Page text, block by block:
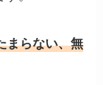
まらない、無